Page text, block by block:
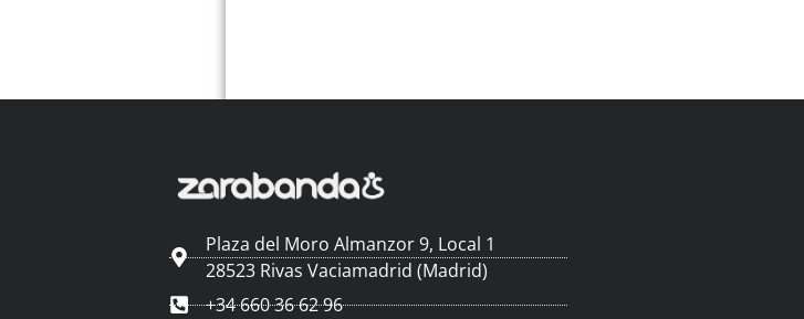
Plaza del Moro Almanzor 9, Local 1
28523 Rivas Vaciamadrid (Madrid)
+34 660 36 62 96